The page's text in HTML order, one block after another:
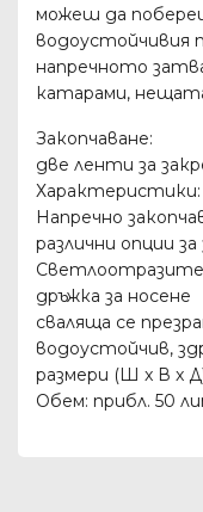
можеш да
водоустойчивия
напречното
катарами,
Закопчаване:
две ленти за
Характеристики:
Напречно
различни опции
дръжка за носене
сваляща се
водоустойчив,
размери (Ш x В x
Обем: прибл. 50